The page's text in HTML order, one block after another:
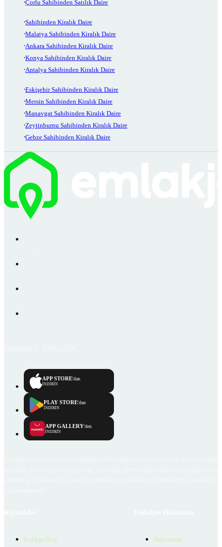
Çorlu Sahibinden Satılık Daire
Sahibinden Kiralık Daire
Malatya Sahibinden Kiralık Daire
Ankara Sahibinden Kiralık Daire
Konya Sahibinden Kiralık Daire
Antalya Sahibinden Kiralık Daire
Eskişehir Sahibinden Kiralık Daire
Mersin Sahibinden Kiralık Daire
Manavgat Sahibinden Kiralık Daire
Zeytinburnu Sahibinden Kiralık Daire
Gebze Sahibinden Kiralık Daire
APP STORE'dan
İNDİRİN
PLAY STORE'dan
İNDİRİN
APP GALLERY'den
İNDİRİN
Emlakjet Blog Hakkımızda